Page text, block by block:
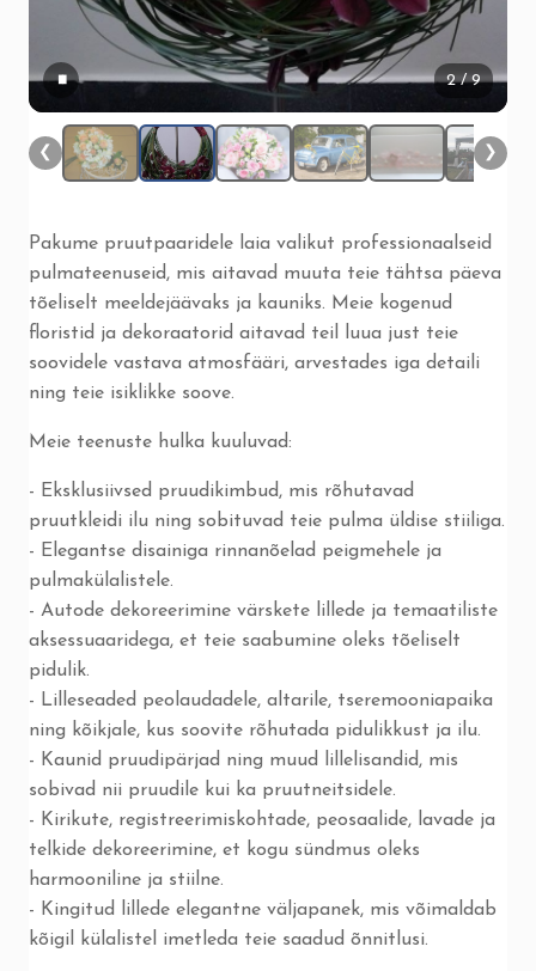
2/ 9
▮▮
❮ ❯
Pakume pruutpaaridele laia valikut professionaalseid
pulmateenuseid, mis aitavad muuta teie tähtsa päeva
tõeliselt meeldejäävaks ja kauniks. Meie kogenud
floristid ja dekoraatorid aitavad teil luua just teie
soovidele vastava atmosfääri, arvestades iga detaili
ning teie isiklikke soove.
Meie teenuste hulka kuuluvad:
- Eksklusiivsed pruudikimbud, mis rõhutavad
pruutkleidi ilu ning sobituvad teie pulma üldise stiiliga.
- Elegantse disainiga rinnanõelad peigmehele ja
pulmakülalistele.
- Autode dekoreerimine värskete lillede ja temaatiliste
aksessuaaridega, et teie saabumine oleks tõeliselt
pidulik.
- Lilleseaded peolaudadele, altarile, tseremooniapaika
ning kõikjale, kus soovite rõhutada pidulikkust ja ilu.
- Kaunid pruudipärjad ning muud lillelisandid, mis
sobivad nii pruudile kui ka pruutneitsidele.
- Kirikute, registreerimiskohtade, peosaalide, lavade ja
telkide dekoreerimine, et kogu sündmus oleks
harmooniline ja stiilne.
- Kingitud lillede elegantne väljapanek, mis võimaldab
kõigil külalistel imetleda teie saadud õnnitlusi.